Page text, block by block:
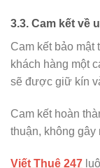
3.3. Cam kết về
Cam kết bảo mật
khách hàng một
sẽ được giữ kín
Cam kết hoàn
thuận, không gây
Viết Thuê 247